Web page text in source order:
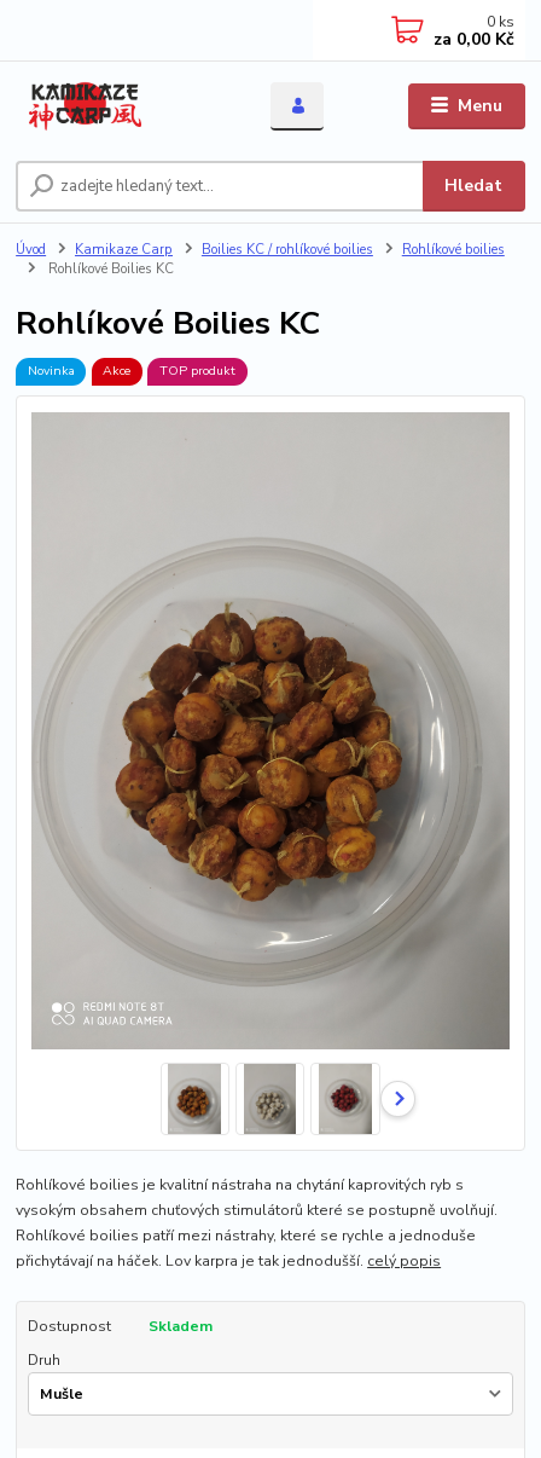
Menu
Hledat
0 ks
za 0,00 Kč
Úvod Kamikaze Carp Boilies KC / rohlíkové boilies
Rohlíkové boilies
Rohlíkové Boilies KC
Rohlíkové Boilies KC
Novinka Akce TOP produkt
Rohlíkové boilies je kvalitní nástraha na chytání kaprovitých ryb s
vysokým obsahem chuťových stimulátorů které se postupně uvolňují.
Rohlíkové boilies patří mezi nástrahy, které se rychle a jednoduše
přichytávají na háček. Lov karpra je tak jednodušší. celý popis
Dostupnost
Skladem
Druh